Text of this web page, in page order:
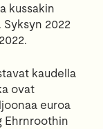
kussakin
Syksyn 2022
22.
kaudella
ovat
euroa
Ehrnroothin